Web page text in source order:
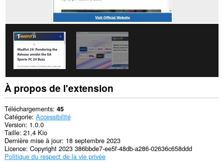
À propos de l'extension
Téléchargements 45
Catégorie Accessibilité
Version 1.0.0
Taille 21,4 Kio
Dernière mise à jour 18 septembre 2023
Licence Copyright 2023 386bbde7-ee5f-48db-a286-02636c658ddd
Politique du respect de la vie privée